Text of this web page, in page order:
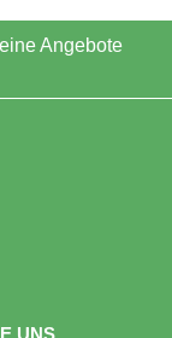
Angebote